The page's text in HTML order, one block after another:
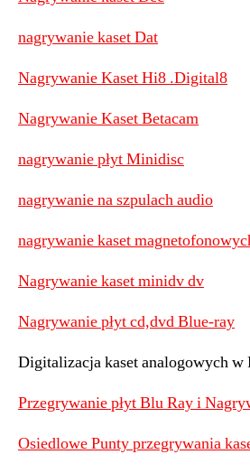
nagrywanie kaset Dat
Nagrywanie Kaset Hi8 .Digital8
Nagrywanie Kaset Betacam
nagrywanie płyt Minidisc
nagrywanie na szpulach audio
nagrywanie kaset
Nagrywanie kaset minidv dv
Nagrywanie płyt cd,dvd Blue-ray
Digitalizacja kaset analogowych w
Przegrywanie płyt Blu Ray i
Osiedlowe Punty przegrywania